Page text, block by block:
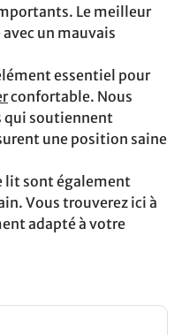
Le meilleur
un mauvais
essentiel pour
confortable. Nous
qui soutiennent
une position saine
lit sont également
Vous trouverez ici à
adapté à votre